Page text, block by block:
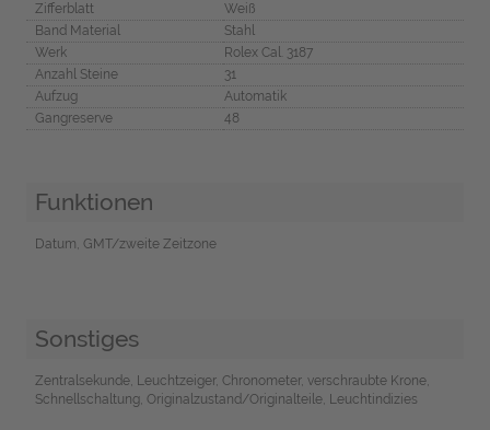
Zifferblatt
Weiß
Band Material
Stahl
Werk
Rolex Cal. 3187
Anzahl Steine
31
Aufzug
Automatik
Gangreserve
48
Funktionen
Datum, GMT/zweite Zeitzone
Sonstiges
Zentralsekunde, Leuchtzeiger, Chronometer, verschraubte Krone,
Schnellschaltung, Originalzustand/Originalteile, Leuchtindizies